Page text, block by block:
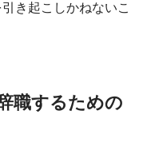
き起こしかねないこ
職するための